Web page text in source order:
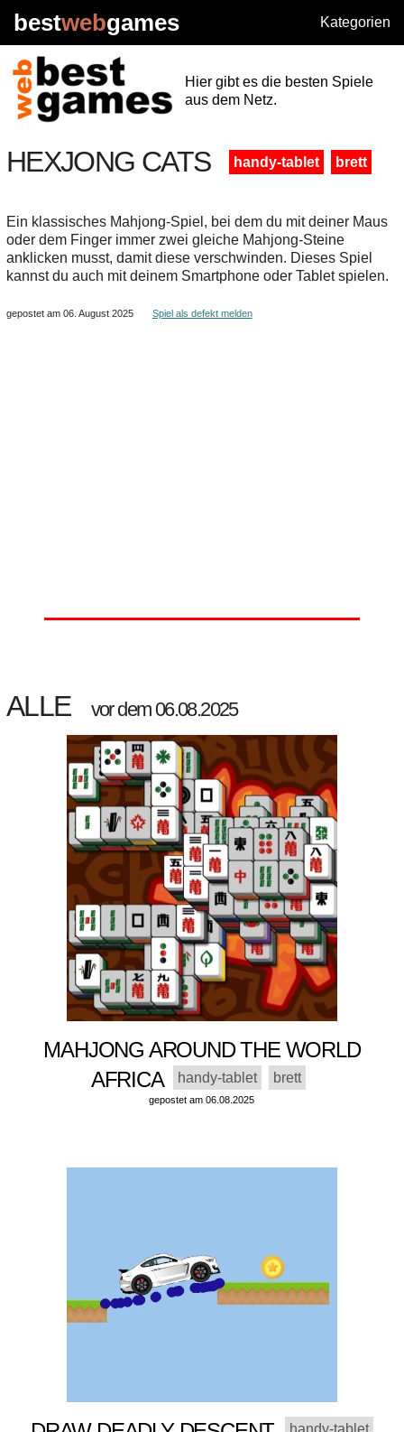
bestwebgames Kategorien
Hier gibt es die besten Spiele
aus dem Netz.
HEXJONG CATS handy-tablet brett
Ein klassisches Mahjong-Spiel, bei dem du mit deiner Maus
oder dem Finger immer zwei gleiche Mahjong-Steine
anklicken musst, damit diese verschwinden. Dieses Spiel
kannst du auch mit deinem Smartphone oder Tablet spielen.
gepostet am 06. August 2025 Spiel als defekt melden
ALLE vor dem 06.08.2025
MAHJONG AROUND THE WORLD
AFRICA
handy-tablet brett
gepostet am 06.08.2025